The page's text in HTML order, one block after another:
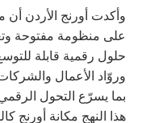
وأكدت أورنج الأردن أن
على منظومة مفتوحة
حلول رقمية قابلة
وروّاد الأعمال
بما يسرّع التحول
هذا النهج مكانة أورنج